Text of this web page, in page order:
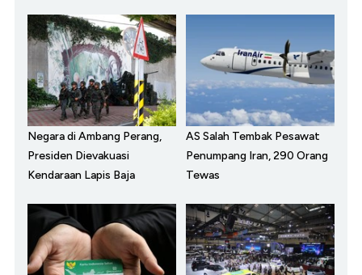
Negara di Ambang Perang,
Presiden Dievakuasi
Kendaraan Lapis Baja
AS Salah Tembak Pesawat
Penumpang Iran, 290 Orang
Tewas